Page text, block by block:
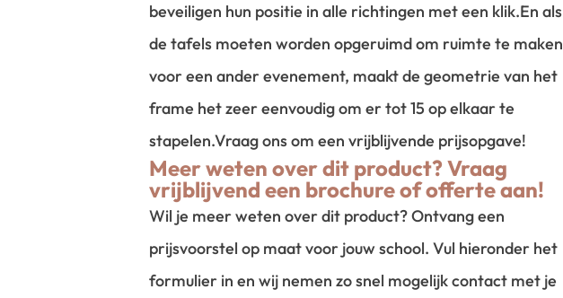
beveiligen hun positie in alle richtingen met een klik.En als
de tafels moeten worden opgeruimd om ruimte te maken
voor een ander evenement, maakt de geometrie van het
frame het zeer eenvoudig om er tot 15 op elkaar te
stapelen.Vraag ons om een vrijblijvende prijsopgave!
Meer weten over dit product? Vraag
vrijblijvend een brochure of offerte aan!
Wil je meer weten over dit product? Ontvang een
prijsvoorstel op maat voor jouw school. Vul hieronder het
formulier in en wij nemen zo snel mogelijk contact met je